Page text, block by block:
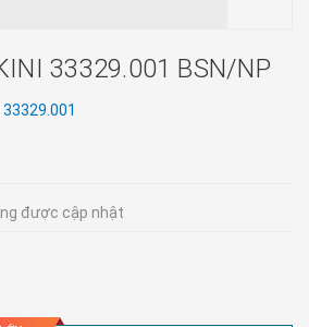
33329.001 BSN/NP
33329.001
được cập nhật